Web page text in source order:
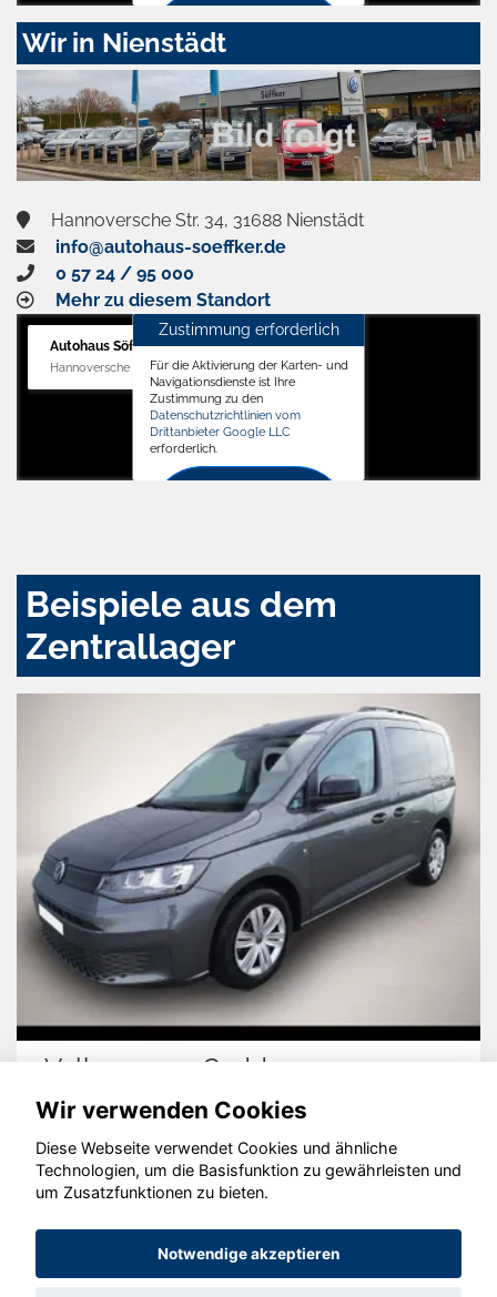
Zustimmen
aktivieren
Wir in Nienstädt
Hannoversche Str. 34, 31688 Nienstädt
info@autohaus-soeffker.de
0 57 24 / 95 000
Mehr zu diesem Standort
Autohaus Söffker GmbH
Hannoversche Str. 34, 31688 Nienstädt
Zustimmung erforderlich
Für die Aktivierung der Karten- und
Navigationsdienste ist Ihre
Zustimmung zu den
Datenschutzrichtlinien vom
Drittanbieter Google LLC
erforderlich.
Beispiele aus dem
Zentrallager
Volkswagen Caddy
© konjunkturmotor.de GmbH 2020 - 2026
Wir verwenden Cookies
Diese Webseite verwendet Cookies und ähnliche
Technologien, um die Basisfunktion zu gewährleisten und
um Zusatzfunktionen zu bieten.
Notwendige akzeptieren